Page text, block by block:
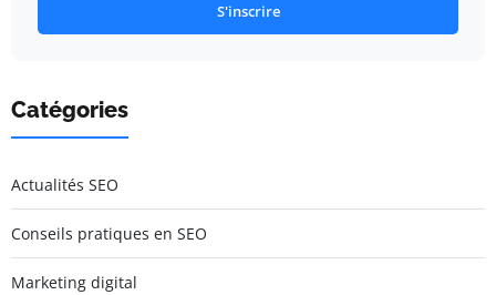
S'inscrire
Catégories
Actualités SEO
Conseils pratiques en SEO
Marketing digital